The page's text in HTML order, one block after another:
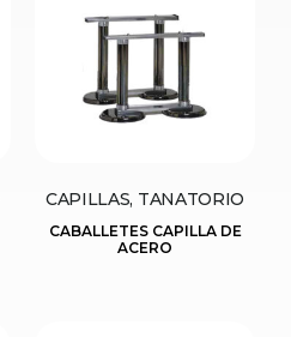
CAPILLAS, TANATORIO
CABALLETES CAPILLA DE
ACERO